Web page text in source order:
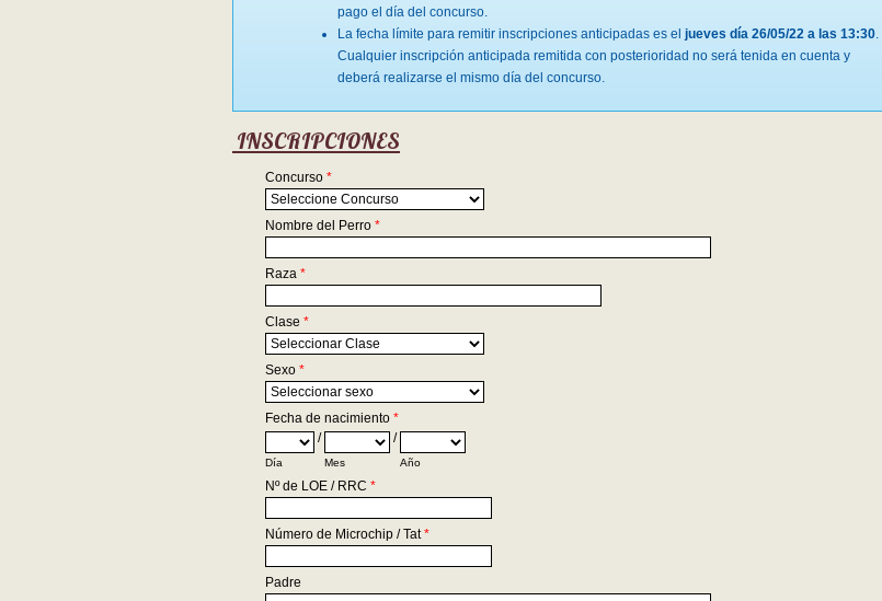
pago el día del concurso.
La fecha límite para remitir inscripciones anticipadas es el jueves día 26/05/22 a las 13:30.
Cualquier inscripción anticipada remitida con posterioridad no será tenida en cuenta y
deberá realizarse el mismo día del concurso.
INSCRIPCIONES
Concurso *
Nombre del Perro *
Raza *
Clase *
Sexo *
Fecha de nacimiento *
/
/
Día Mes Año
Nº de LOE / RRC *
Número de Microchip / Tat*
Padre